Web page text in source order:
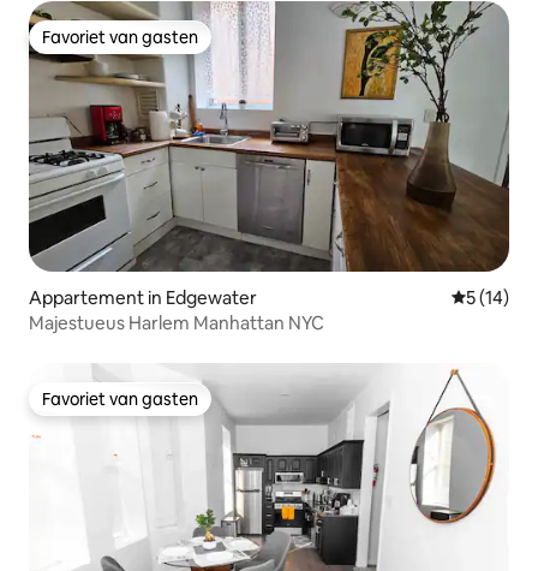
Favoriet van gasten
Favoriet van gasten
Appartement in Edgewater
5 (14)
Majestueus Harlem Manhattan NYC
Favoriet van gasten
Favoriet van gasten